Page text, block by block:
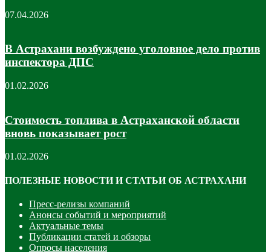
07.04.2026
В Астрахани возбуждено уголовное дело против
инспектора ДПС
01.02.2026
Стоимость топлива в Астраханской области
вновь показывает рост
01.02.2026
ПОЛЕЗНЫЕ НОВОСТИ И СТАТЬИ ОБ АСТРАХАНИ
Пресс-релизы компаний
Анонсы событий и мероприятий
Актуальные темы
Публикации статей и обзоры
Опросы населения